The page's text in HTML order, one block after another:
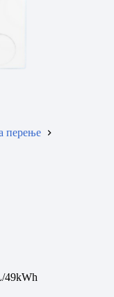
перење
49kWh